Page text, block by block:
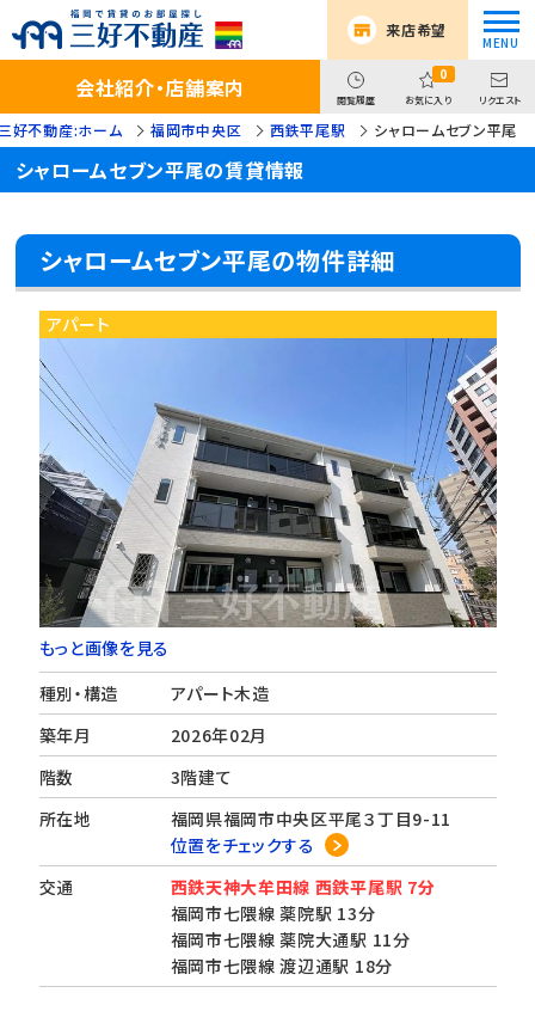
来店希望
会社紹介・店舗案内 閲覧履歴
0
お気に入り リクエスト
好不動産:ホーム 福岡市中央区 西鉄平尾駅 シャロームセブン平尾
シャロームセブン平尾の賃貸情報
シャロームセブン平尾の物件詳細
アパート
もっと画像を見る
種別・構造
アパート木造
築年月
2026年02月
階数
3階建て
所在地
福岡県福岡市中央区平尾３丁目9-11
位置をチェックする
交通
西鉄天神大牟田線 西鉄平尾駅 7分
福岡市七隈線 薬院駅 13分
福岡市七隈線 薬院大通駅 11分
福岡市七隈線 渡辺通駅 18分